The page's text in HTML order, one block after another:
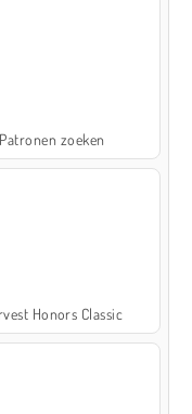
Patronen zoeken
Honors Classic